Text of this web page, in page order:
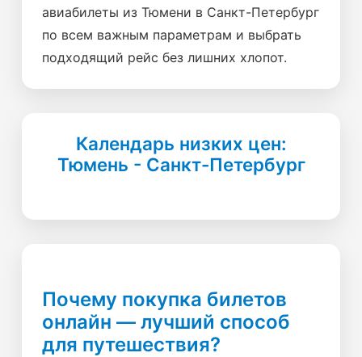
авиабилеты из Тюмени в Санкт-Петербург
по всем важным параметрам и выбрать
подходящий рейс без лишних хлопот.
Календарь низких цен:
Тюмень - Санкт-Петербург
Почему покупка билетов
онлайн — лучший способ
для путешествия?